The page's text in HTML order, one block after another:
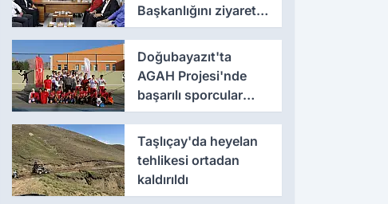
Başkanlığını ziyaret
etti
Doğubayazıt'ta
AGAH Projesi'nde
başarılı sporcular
ödüllendirildi
Taşlıçay'da heyelan
tehlikesi ortadan
kaldırıldı